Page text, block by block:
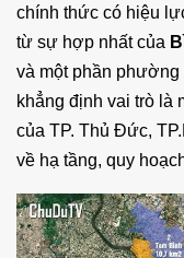
chính thức có hiệu
từ sự hợp nhất của
và một phần phường
khẳng định vai trò là
của TP. Thủ Đức,
về hạ tầng, quy